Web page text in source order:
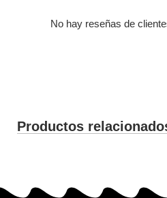
No hay reseñas de
Productos